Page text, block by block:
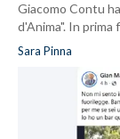
Giacomo Contu
d'Anima". In prima
Sara Pinna